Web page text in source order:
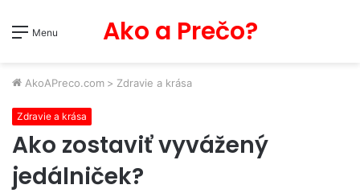
Menu Ako a Prečo?
AkoAPreco.com > Zdravie a krása
Zdravie a krása
Ako zostaviť vyvážený
jedálniček?